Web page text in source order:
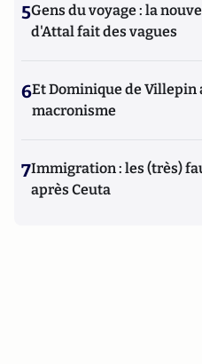
5Gens du voyage : la
d'Attal fait des vagues
6Et Dominique de
macronisme
7Immigration : les (très)
après Ceuta